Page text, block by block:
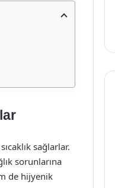
sağlarlar.
sorunlarına
de hijyenik